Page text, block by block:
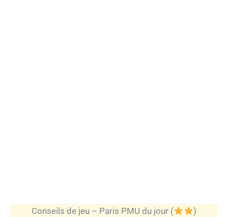
Conseils de jeu – Paris PMU du jour ( )